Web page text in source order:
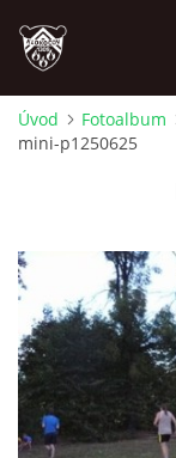
ÚVOD
PROBĚHLÉ AKCE
NOVINKY
FOTOALBUM
Úvod Fotoalbum
mini-p1250625